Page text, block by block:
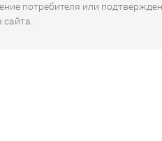
потребителя или